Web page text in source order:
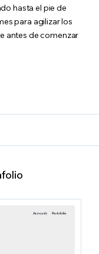
hasta el pie de
para agilizar los
antes de comenzar